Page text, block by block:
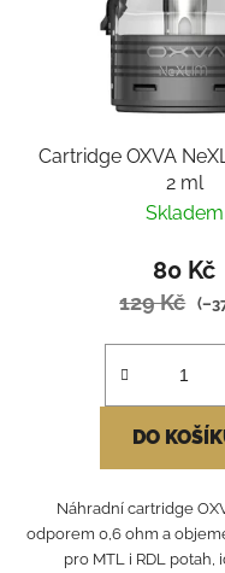
Cartridge OXVA
2 ml
Skladem
80 Kč
129 Kč
DO
Náhradní cartridge
odporem 0,6 ohm a
pro MTL i RDL potah,